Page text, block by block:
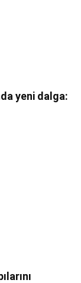
yeni dalga: